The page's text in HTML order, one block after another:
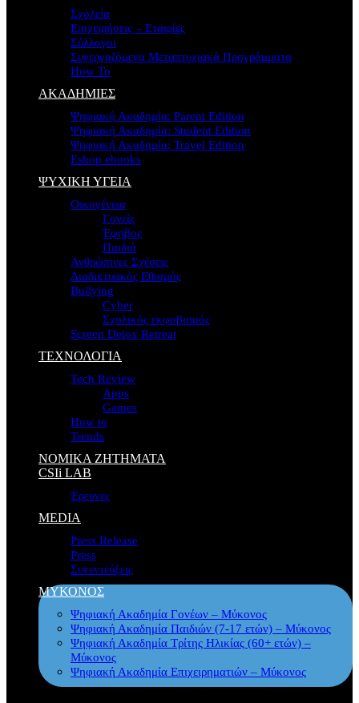
Σχολεία
Επιχειρήσεις – Εταιρίες
Σύλλογοι
Συνεργαζόμενα Μεταπτυχιακά Προγράμματα
How To
ΑΚΑΔΗΜΙΕΣ
Ψηφιακή Ακαδημία: Parent Edition
Ψηφιακή Ακαδημία: Student Edition
Ψηφιακή Ακαδημία: Travel Edition
Eshop ebooks
ΨΥΧΙΚΗ ΥΓΕΙΑ
Οικογένεια
Γονείς
Έφηβος
Παιδιά
Ανθρώπινες Σχέσεις
Διαδικτυακός Εθισμός
Bullying
Cyber
Σχολικός εκφοβισμός
Screen Detox Retreat
ΤΕΧΝΟΛΟΓΙΑ
Tech Review
Apps
Games
How to
Trends
ΝΟΜΙΚΑ ΖΗΤΗΜΑΤΑ
CSIi LAB
Έρευνες
MEDIA
Press Release
Press
Συνεντεύξεις
ΜΥΚΟΝΟΣ
Ψηφιακή Ακαδημία Γονέων – Μύκονος
Ψηφιακή Ακαδημία Παιδιών (7-17 ετών) – Μύκονος
Ψηφιακή Ακαδημία Τρίτης Ηλικίας (60+ ετών) –
Μύκονος
Ψηφιακή Ακαδημία Επιχειρηματιών – Μύκονος